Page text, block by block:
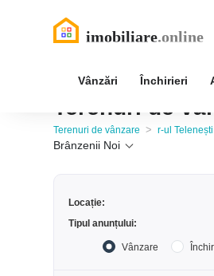
Vânzări Închirieri
Terenuri de
Terenuri de vânzare > r-ul Telenești
Brânzenii Noi
Locație:
Tipul anunțului:
Vânzare